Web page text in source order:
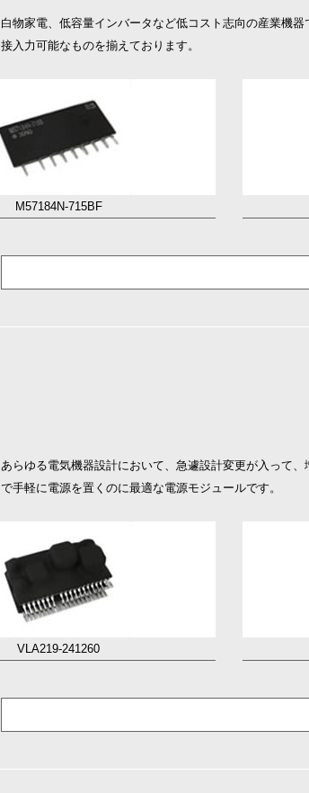
白物家電、低容量インバータなど低コスト志向の産業機
接入力可能なものを揃えております。
M57184N-715BF
あらゆる電気機器設計において、急遽設計変更が入って
で手軽に電源を置くのに最適な電源モジュールです。
VLA219-241260